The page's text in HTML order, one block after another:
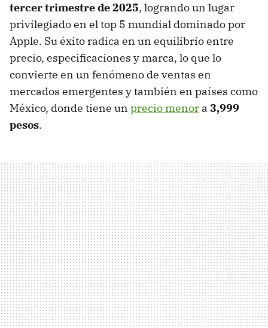
tercer trimestre de 2025, logrando un lugar
privilegiado en el top 5 mundial dominado por
Apple. Su éxito radica en un equilibrio entre
precio, especificaciones y marca, lo que lo
convierte en un fenómeno de ventas en
mercados emergentes y también en países como
México, donde tiene un preciomenor a 3,999
pesos.